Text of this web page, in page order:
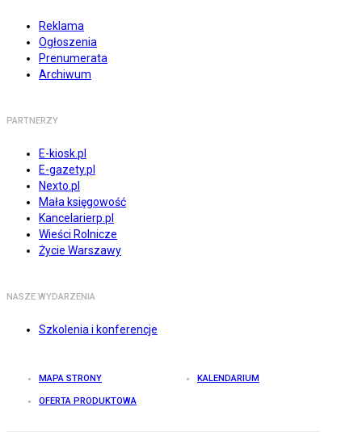
Reklama
Ogłoszenia
Prenumerata
Archiwum
PARTNERZY
E-kiosk.pl
E-gazety.pl
Nexto.pl
Mała księgowość
Kancelarierp.pl
Wieści Rolnicze
Życie Warszawy
NASZE WYDARZENIA
Szkolenia i konferencje
MAPA STRONY KALENDARIUM
OFERTA PRODUKTOWA